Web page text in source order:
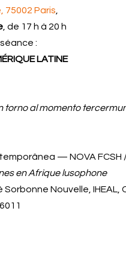
75002 Paris
, de 17 h à 20 h
:
LATINE
torno al momento
— NOVA FCSH /
en Afrique lusophone
Sorbonne Nouvelle, IHEAL,